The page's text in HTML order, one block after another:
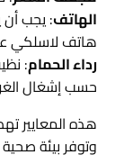
الهاتف: يجب أن
هاتف لاسلكي
رداء الحمام:
حسب إشغال
هذه المعايير
وتوفر بيئة